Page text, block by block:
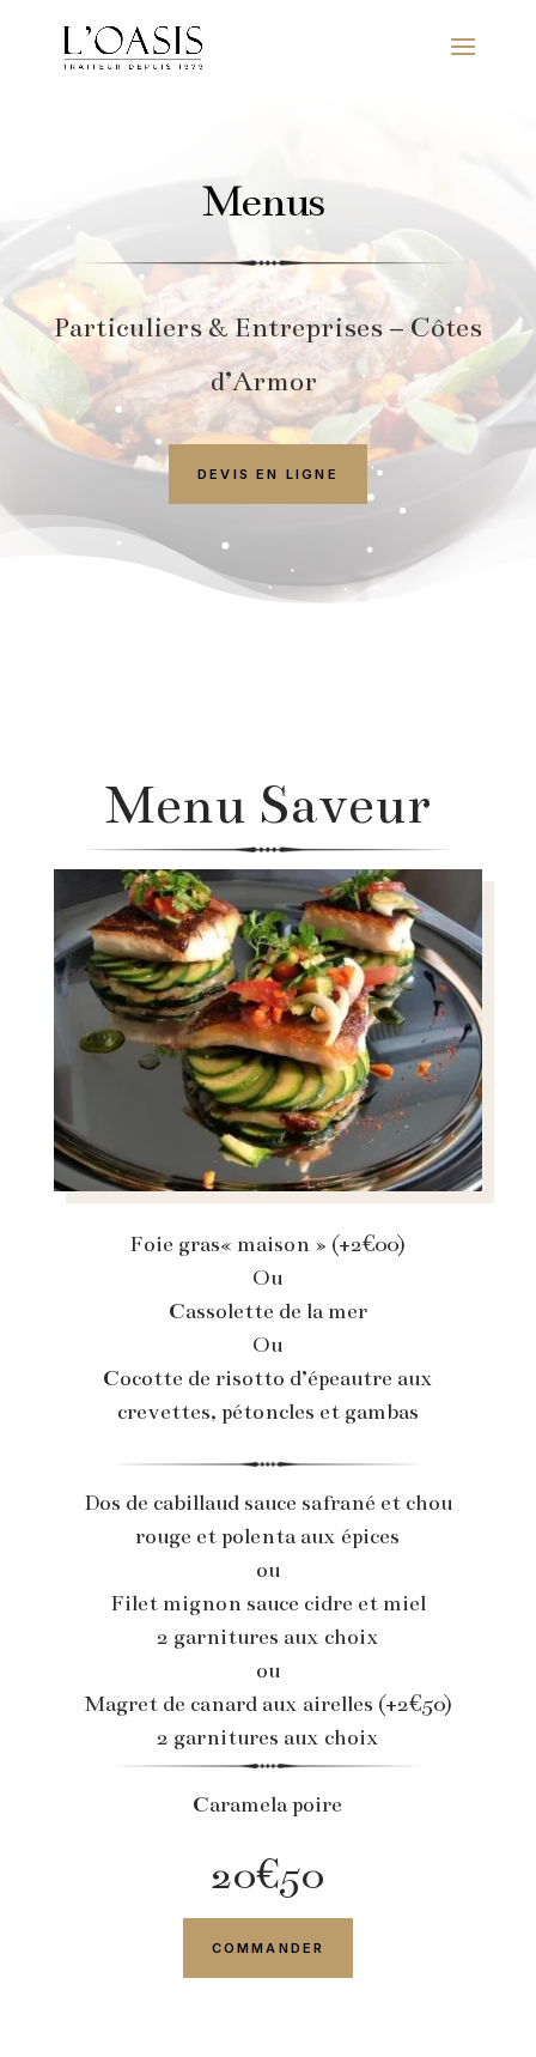
Menus
Particuliers & Entreprises –Côtes
d’Armor
DEVIS EN LIGNE
Menu Saveur
Foie gras« maison » (+2€00)
Ou
Cassolette de la mer
Ou
Cocotte de risotto d’épeautre aux
crevettes, pétoncles et gambas
Dos de cabillaud sauce safrané et chou
rouge et polenta aux épices
ou
Filet mignon sauce cidre et miel
2 garnitures aux choix
ou
Magret de canard aux airelles (+2€50)
2 garnitures aux choix
Caramela poire
20€50
COMMANDER